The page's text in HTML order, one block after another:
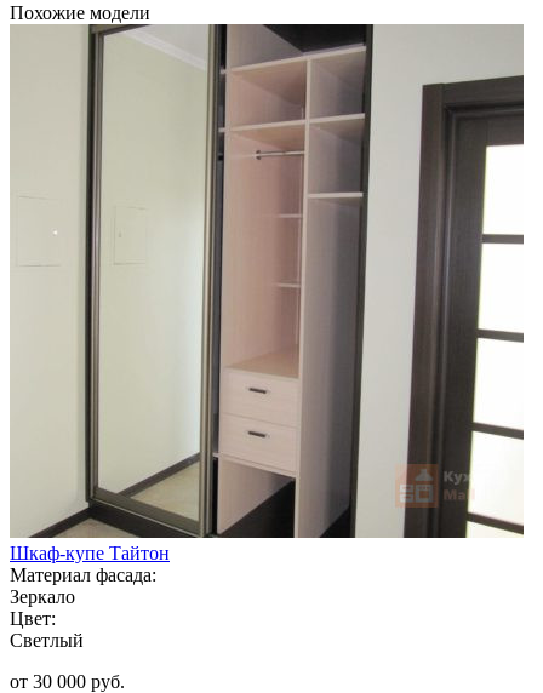
Похожие модели
Шкаф-купе Тайтон
Материал фасада:
Зеркало
Цвет:
Светлый
от 30 000 руб.